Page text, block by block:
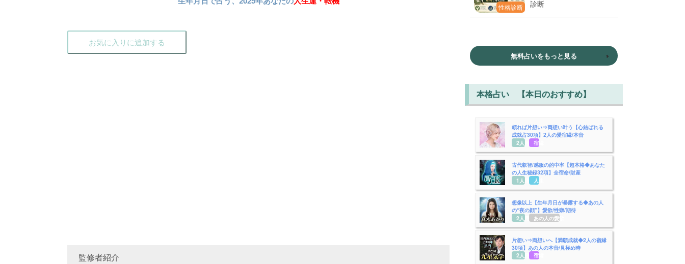
お気に入りに追加する
監修者紹介
性格診断
診断
無料占いをもっと見る
本格占い 【本日のおすすめ】
頼れば片想い⇒両想い叶う【心結ばれる
成就占30項】2人の愛宿縁/本音
2人用 宿縁
古代叡智/感服の的中率【超本格◆あなた
の人生秘録32項】全宿命/財産
1人用
人生
想像以上【生年月日が暴露する◆あの人
の“夜の顔”】愛欲/性癖/期待
2人用
あの人の愛欲
片想い⇒両想いへ【満願成就◆2人の宿縁
30項】あの人の本音/見極め時
2人用 宿縁